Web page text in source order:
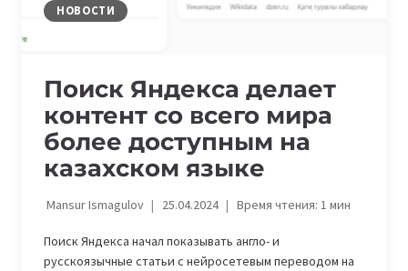
ИНТЕЛЛЕКТА
НОВОСТИ
Поиск Яндекса делает
контент со всего мира
более доступным на
казахском языке
Mansur Ismagulov 25.04.2024 Время чтения: 1мин
Поиск Яндекса начал показывать англо- и
русскоязычные статьи с нейросетевым переводом на